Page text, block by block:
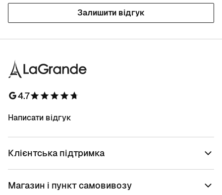
Залишити відгук
4.7
Написати відгук
Клієнтська підтримка
Магазин і пункт самовивозу